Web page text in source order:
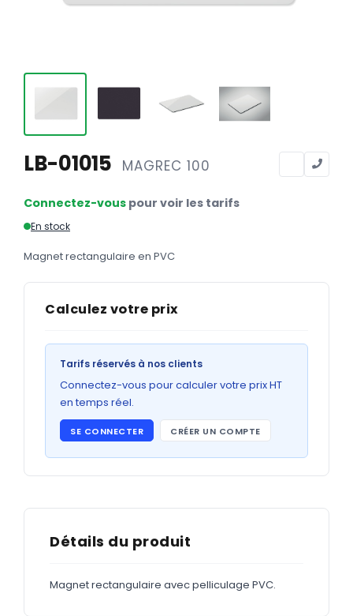
Calendriers
Sous-mains
Chemises
GRAND FORMAT
Abribus
ADHÉSIFS
LB-01015 MAGREC 100
Connectez-vous pour voir les tarifs
En stock
Magnet rectangulaire en PVC
Calculez votre prix
Tarifs réservés à nos clients
Connectez-vous pour calculer votre prix HT
en temps réel.
SE CONNECTER CRÉER UN COMPTE
Détails du produit
Magnet rectangulaire avec pelliculage PVC.